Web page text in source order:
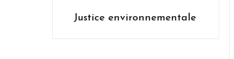
Justice environnementale